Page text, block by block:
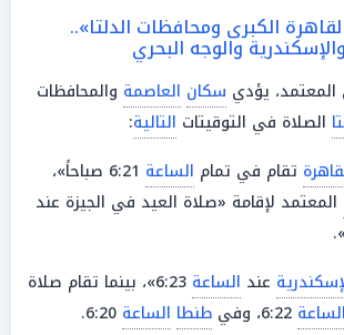
الكبرى ومحافظات الدلتا»..
والوجه البحري
المعتمد، يؤدي سكان العاصمة والمحافظات
الصلاة في التوقيتات التالية:
تقام في تمام الساعة
6:21 صباحاً»،
المعتمد لإقامة «صلاة العيد في الجيزة عند
عند الساعة
6:23»، بينما تقام صلاة
الساعة طنطا الساعة